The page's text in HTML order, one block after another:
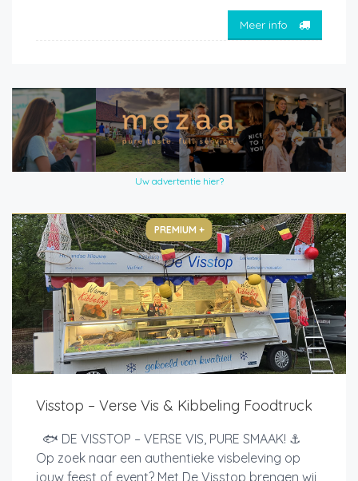
Meer info
Uw advertentie hier?
PREMIUM +
Visstop – Verse Vis & Kibbeling Foodtruck
🐟 DE VISSTOP – VERSE VIS, PURE SMAAK! ⚓
Op zoek naar een authentieke visbeleving op
jouw feest of event? Met De Visstop brengen wij